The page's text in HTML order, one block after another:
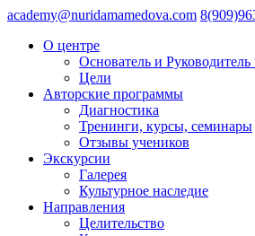
academy@nuridamamedova.com
О центре
Основатель и Руководитель
Цели
Авторские программы
Диагностика
Тренинги, курсы, семинары
Отзывы учеников
Экскурсии
Галерея
Культурное наследие
Направления
Целительство